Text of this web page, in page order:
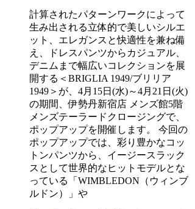
計算されたパターンワークによって
生み出される立体的で美しいシルエ
ット、エレガンスと快適性を兼ね備
え、ドレスパンツからカジュアル、
デニムまで幅広いコレクションを展
開する＜BRIGLIA 1949/ブリリア
1949＞が、4月15日(水)～4月21日(火)
の期間、伊勢丹新宿店 メンズ館5階
メンズテーラードクロージングで、
ポップアップを開催します。 今回の
ポップアップでは、彩り豊かなコッ
トンパンツから、イージースラック
スとして世界的なヒットモデルとな
っている「WIMBLEDON（ウィンブ
ルドン）」や